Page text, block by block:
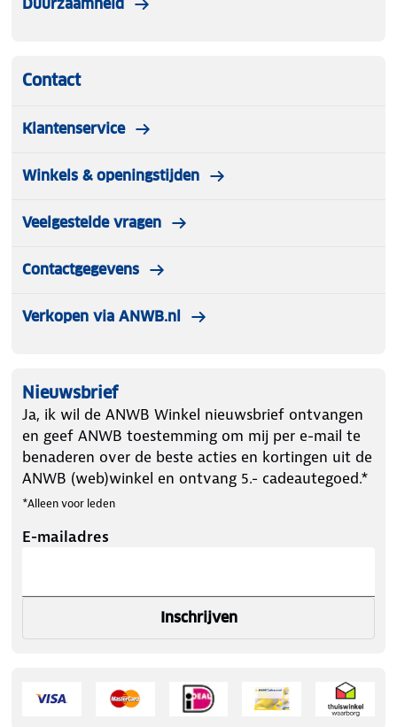
Duurzaamheid
Contact
Klantenservice
Winkels & openingstijden
Veelgestelde vragen
Contactgegevens
Verkopen via ANWB.nl
Nieuwsbrief
Ja, ik wil de ANWB Winkel nieuwsbrief ontvangen
en geef ANWB toestemming om mij per e-mail te
benaderen over de beste acties en kortingen uit de
ANWB (web)winkel en ontvang 5.- cadeautegoed.*
*Alleen voor leden
E-mailadres
Inschrijven